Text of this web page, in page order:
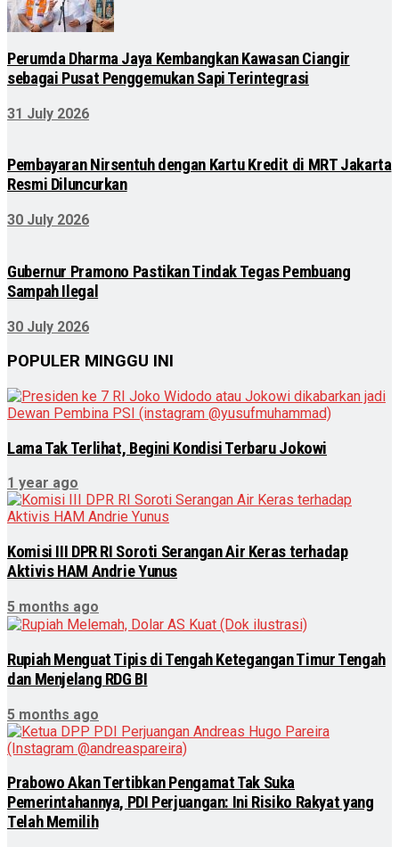
Perumda Dharma Jaya Kembangkan Kawasan Ciangir
sebagai Pusat Penggemukan Sapi Terintegrasi
31 July 2026
Pembayaran Nirsentuh dengan Kartu Kredit di MRT Jakarta
Resmi Diluncurkan
30 July 2026
Gubernur Pramono Pastikan Tindak Tegas Pembuang
Sampah Ilegal
30 July 2026
POPULER MINGGU INI
Lama Tak Terlihat, Begini Kondisi Terbaru Jokowi
1 year ago
Komisi III DPR RI Soroti Serangan Air Keras terhadap
Aktivis HAM Andrie Yunus
5 months ago
Rupiah Menguat Tipis di Tengah Ketegangan Timur Tengah
dan Menjelang RDG BI
5 months ago
Prabowo Akan Tertibkan Pengamat Tak Suka
Pemerintahannya, PDI Perjuangan: Ini Risiko Rakyat yang
Telah Memilih